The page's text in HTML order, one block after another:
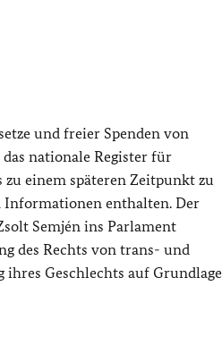
und freier Spenden von
nationale Register für
einem späteren Zeitpunkt zu
Informationen enthalten. Der
Semjén ins Parlament
des Rechts von trans- und
Geschlechts auf Grundlage